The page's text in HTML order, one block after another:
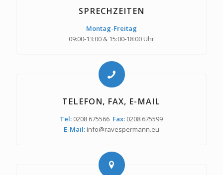
SPRECHZEITEN
Montag-Freitag
09:00-13:00 & 15:00-18:00 Uhr
TELEFON, FAX, E-MAIL
Tel: 0208 675566 Fax: 0208 675599
E-Mail:info@ravespermann.eu